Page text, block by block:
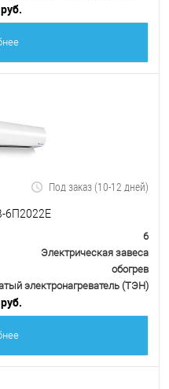
Под заказ (10-12 дней)
6П2022Е
6
Электрическая завеса
обогрев
электронагреватель (ТЭН)